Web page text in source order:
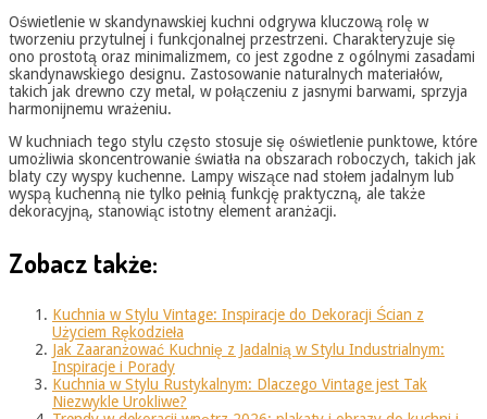
Oświetlenie w skandynawskiej kuchni odgrywa kluczową rolę w
tworzeniu przytulnej i funkcjonalnej przestrzeni. Charakteryzuje się
ono prostotą oraz minimalizmem, co jest zgodne z ogólnymi zasadami
skandynawskiego designu. Zastosowanie naturalnych materiałów,
takich jak drewno czy metal, w połączeniu z jasnymi barwami, sprzyja
harmonijnemu wrażeniu.
W kuchniach tego stylu często stosuje się oświetlenie punktowe, które
umożliwia skoncentrowanie światła na obszarach roboczych, takich jak
blaty czy wyspy kuchenne. Lampy wiszące nad stołem jadalnym lub
wyspą kuchenną nie tylko pełnią funkcję praktyczną, ale także
dekoracyjną, stanowiąc istotny element aranżacji.
Zobacz także:
Kuchnia w Stylu Vintage: Inspiracje do Dekoracji Ścian z
Użyciem Rękodzieła
Jak Zaaranżować Kuchnię z Jadalnią w Stylu Industrialnym:
Inspiracje i Porady
Kuchnia w Stylu Rustykalnym: Dlaczego Vintage jest Tak
Niezwykle Urokliwe?